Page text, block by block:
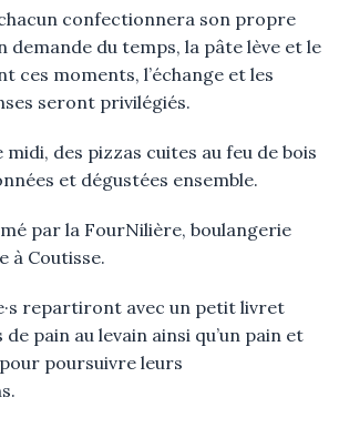
confectionnera son propre
demande du temps, la pâte lève et le
ces moments, l’échange et les
seront privilégiés.
des pizzas cuites au feu de bois
et dégustées ensemble.
par la FourNilière, boulangerie
à Coutisse.
repartiront avec un petit livret
pain au levain ainsi qu’un pain et
pour poursuivre leurs